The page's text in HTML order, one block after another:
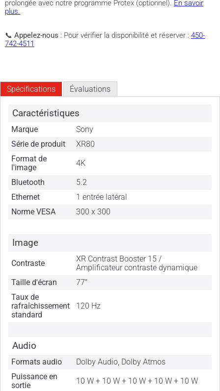
prolongée avec notre programme Protex (optionnel). En savoir
plus.
📞 Appelez-nous : Pour vérifier la disponibilité et réserver : 450-
742-4511
Spécifications Évaluations
Caractéristiques
Marque
Sony
Série de produit
XR80
Format de
l'image
4K
Bluetooth
5.2
Ethernet
1 entrée latéral
Norme VESA
300 x 300
Image
Contraste
XR Contrast Booster 15 /
Amplificateur contraste dynamique
Taille d'écran
77"
Taux de
rafraîchissement
standard
120 Hz
Audio
Formats audio
Dolby Audio, Dolby Atmos
Puissance en
sortie
10 W + 10 W + 10 W + 10 W + 10 W